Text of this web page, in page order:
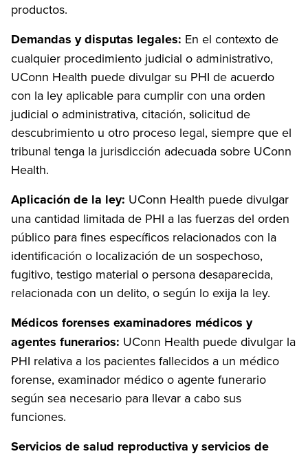
productos.
Demandas y disputas legales: En el contexto de
cualquier procedimiento judicial o administrativo,
UConn Health puede divulgar su PHI de acuerdo
con la ley aplicable para cumplir con una orden
judicial o administrativa, citación, solicitud de
descubrimiento u otro proceso legal, siempre que el
tribunal tenga la jurisdicción adecuada sobre UConn
Health.
Aplicación de la ley: UConn Health puede divulgar
una cantidad limitada de PHI a las fuerzas del orden
público para fines específicos relacionados con la
identificación o localización de un sospechoso,
fugitivo, testigo material o persona desaparecida,
relacionada con un delito, o según lo exija la ley.
Médicos forenses examinadores médicos y
agentes funerarios: UConn Health puede divulgar la
PHI relativa a los pacientes fallecidos a un médico
forense, examinador médico o agente funerario
según sea necesario para llevar a cabo sus
funciones.
Servicios de salud reproductiva y servicios de